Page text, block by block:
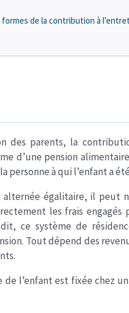
de la contribution à
des parents, la
d’une pension
personne à qui l’enfant a
alternée égalitaire, il peut
les frais
dit, ce système de
Tout dépend des
de l’enfant est fixée chez